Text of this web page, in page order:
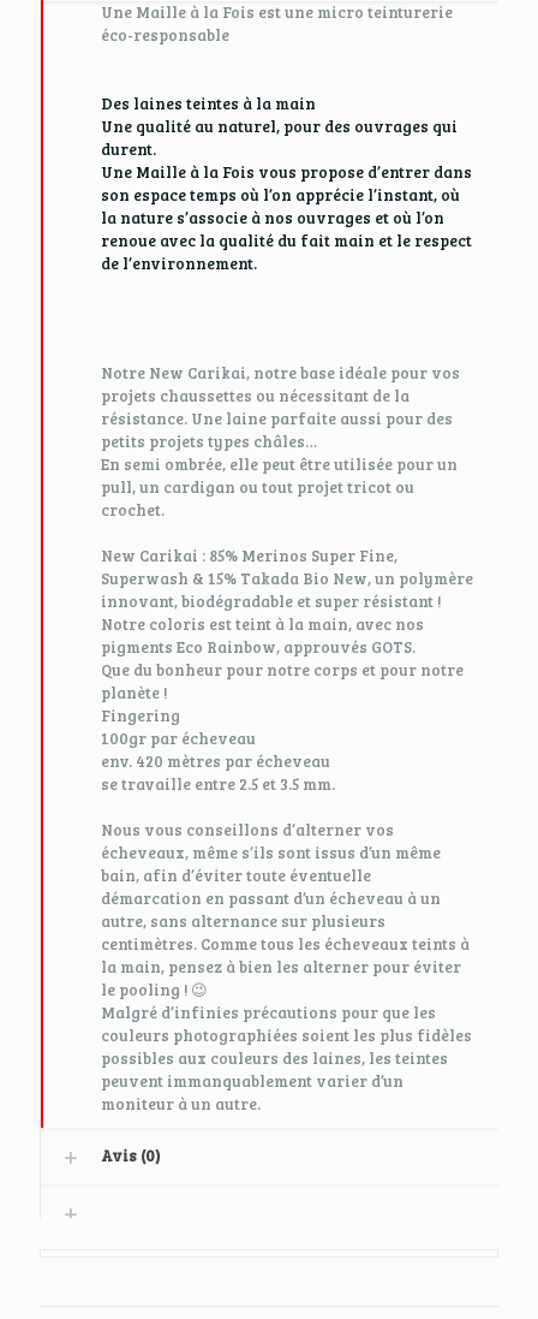
Une Maille à la Fois est une micro teinturerie
éco-responsable
Des laines teintes à la main
Une qualité au naturel, pour des ouvrages qui
durent.
Une Maille à la Fois vous propose d’entrer dans
son espace temps où l’on apprécie l’instant, où
la nature s’associe à nos ouvrages et où l’on
renoue avec la qualité du fait main et le respect
de l’environnement.
Notre New Carikai, notre base idéale pour vos
projets chaussettes ou nécessitant de la
résistance. Une laine parfaite aussi pour des
petits projets types châles…
En semi ombrée, elle peut être utilisée pour un
pull, un cardigan ou tout projet tricot ou
crochet.
New Carikai : 85% Merinos Super Fine,
Superwash & 15% Takada Bio New, un polymère
innovant, biodégradable et super résistant !
Notre coloris est teint à la main, avec nos
pigments Eco Rainbow, approuvés GOTS.
Que du bonheur pour notre corps et pour notre
planète !
Fingering
100gr par écheveau
env. 420 mètres par écheveau
se travaille entre 2.5 et 3.5 mm.
Nous vous conseillons d’alterner vos
écheveaux, même s’ils sont issus d’un même
bain, afin d’éviter toute éventuelle
démarcation en passant d’un écheveau à un
autre, sans alternance sur plusieurs
centimètres. Comme tous les écheveaux teints à
la main, pensez à bien les alterner pour éviter
le pooling ! 😉
Malgré d’infinies précautions pour que les
couleurs photographiées soient les plus fidèles
possibles aux couleurs des laines, les teintes
peuvent immanquablement varier d’un
moniteur à un autre.
Avis (0)